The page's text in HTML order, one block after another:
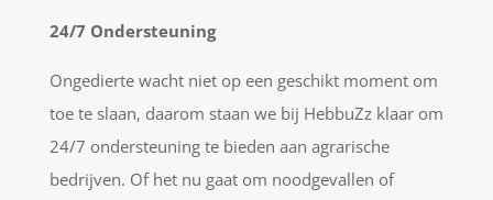
24/7 Ondersteuning
Ongedierte wacht niet op een geschikt moment om
toe te slaan, daarom staan we bij HebbuZz klaar om
24/7 ondersteuning te bieden aan agrarische
bedrijven. Of het nu gaat om noodgevallen of